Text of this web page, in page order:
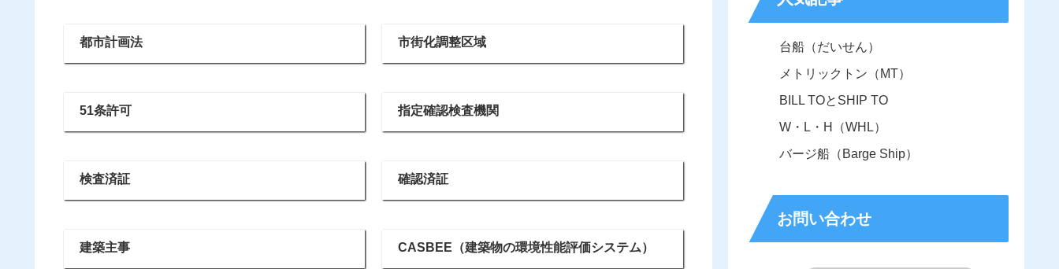
都市計画法 市街化調整区域
51条許可 指定確認検査機関
検査済証 確認済証
建築主事 CASBEE（建築物の環境性能評価システム）
台船（だいせん）
メトリックトン（MT）
BILL TOとSHIP TO
W・L・H（WHL）
バージ船（Barge Ship）
お問い合わせ